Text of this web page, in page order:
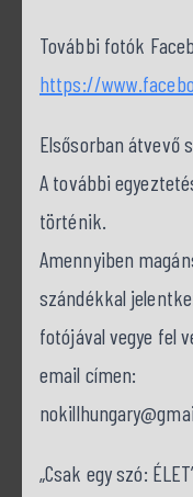
További fotók
https://
Elsősorban átvevő
A további
történik.
Amennyiben
szándékkal
fotójával vegye fel
email címen:
„Csak egy szó: